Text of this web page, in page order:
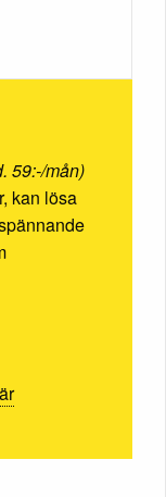
59:-/mån)
kan lösa